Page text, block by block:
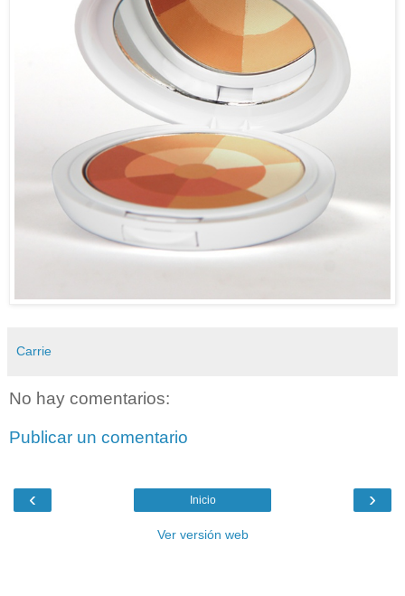
Carrie
No hay comentarios:
Publicar un comentario
‹ ›
Inicio
Ver versión web